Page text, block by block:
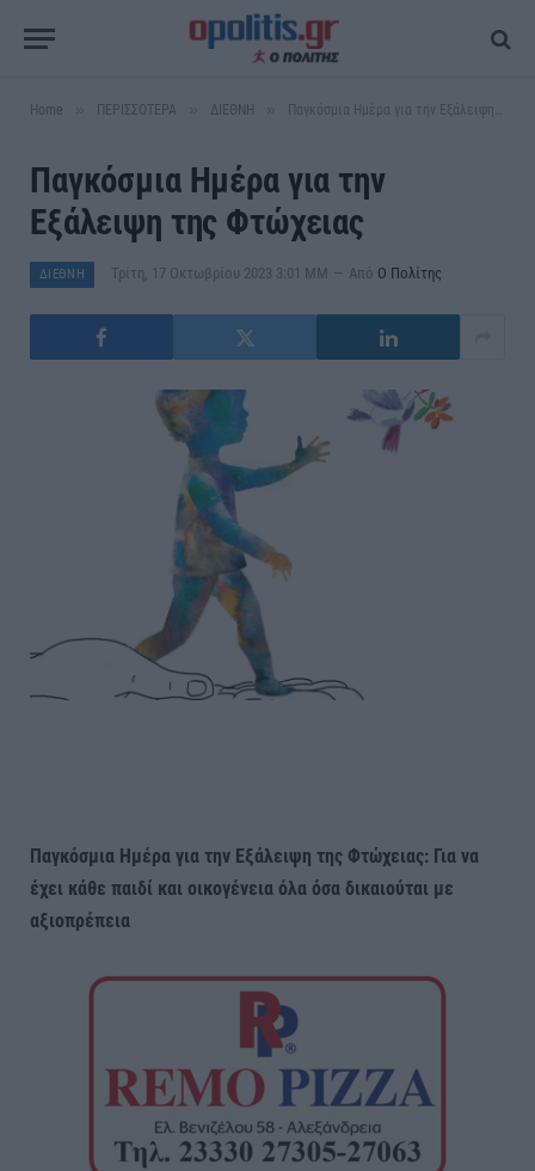
Home ΠΕΡΙΣΣΟΤΕΡΑ ΔΙΕΘΝΗ Παγκόσμια Ημέρα για την Εξάλειψη της Φτώχειας
Παγκόσμια Ημέρα για την
Εξάλειψη της Φτώχειας
ΔΙΕΘΝΗ Τρίτη, 17 Οκτωβρίου 2023 3:01 ΜΜ Από Ο Πολίτης
Παγκόσμια Ημέρα για την Εξάλειψη της Φτώχειας: Για να
έχει κάθε παιδί και οικογένεια όλα όσα δικαιούται με
αξιοπρέπεια